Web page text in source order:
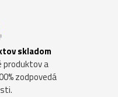
skladom
produktov a
zodpovedá